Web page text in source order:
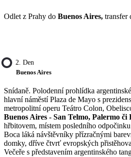
Odlet z Prahy do Buenos Aires, transfer
2. Den
Buenos Aires
Snídaně. Polodenní prohlídka
hlavní náměstí Plaza de Mayo s
metropolitní operu Teátro Colon,
Buenos Aires - San Telmo, Palermo či
hřbitovem, místem posledního
Boca láká návštěvníky přízračnými
domky, dříve čtvrť evropských
Večeře s představením argentinského